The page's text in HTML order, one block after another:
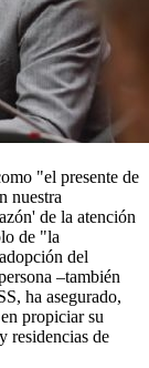
"el presente de
nuestra
de la atención
de "la
del
–también
ha asegurado,
propiciar su
residencias de